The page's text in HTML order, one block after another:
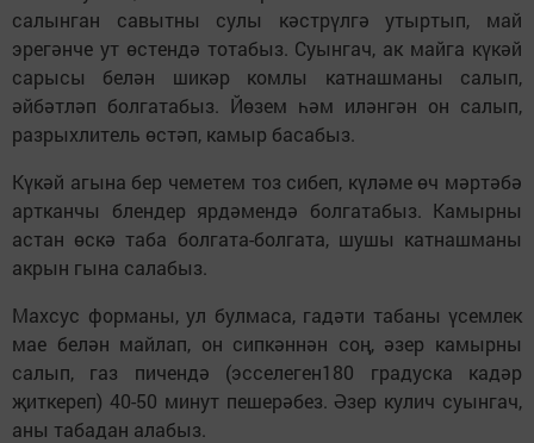
салынган савытны сулы кәстрүлгә утыртып, май
эрегәнче ут өстендә тотабыз. Суынгач, ак майга күкәй
сарысы белән шикәр комлы катнашманы салып,
әйбәтләп болгатабыз. Йөзем һәм иләнгән он салып,
разрыхлитель өстәп, камыр басабыз.
Күкәй агына бер чеметем тоз сибеп, күләме өч мәртәбә
артканчы блендер ярдәмендә болгатабыз. Камырны
астан өскә таба болгата-болгата, шушы катнашманы
акрын гына салабыз.
Махсус форманы, ул булмаса, гадәти табаны үсемлек
мае белән майлап, он сипкәннән соң, әзер камырны
салып, газ пичендә (эсселеген180 градуска кадәр
җиткереп) 40-50 минут пешерәбез. Әзер кулич суынгач,
аны табадан алабыз.